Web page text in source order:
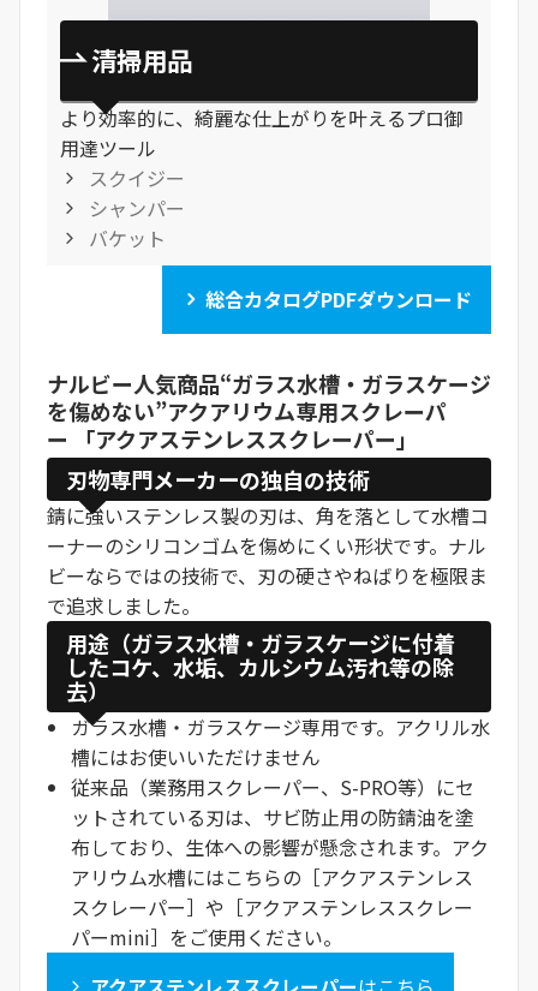
清掃用品
より効率的に、綺麗な仕上がりを叶えるプロ御
用達ツール
スクイジー
シャンパー
バケット
総合カタログPDFダウンロード
ナルビー人気商品“ガラス水槽・ガラスケージ
を傷めない”アクアリウム専用スクレーパ
ー 「アクアステンレススクレーパー 」
刃物専門メーカーの独自の技術
錆に強いステンレス製の刃は、角を落として水槽コ
ーナーのシリコンゴムを傷めにくい形状です。ナル
ビーならではの技術で、刃の硬さやねばりを極限ま
で追求しました。
用途（ガラス水槽・ガラスケージに付着
したコケ、水垢、カルシウム汚れ等の除
去）
ガラス水槽・ガラスケージ専用です。アクリル水
槽にはお使いいただけません
従来品（業務用スクレーパー、S-PRO等）にセ
ットされている刃は、サビ防止用の防錆油を塗
布しており、生体への影響が懸念されます。アク
アリウム水槽にはこちらの［アクアステンレス
スクレーパー］や［アクアステンレススクレー
パーmini］をご使用ください。